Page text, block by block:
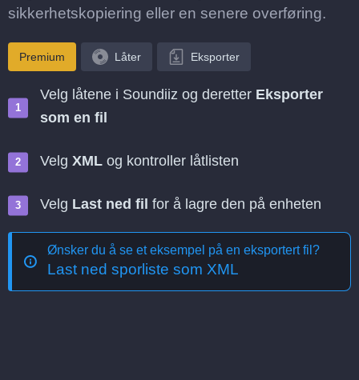
sikkerhetskopiering eller en senere overføring.
Premium Låter Eksporter
Velg låtene i Soundiiz og deretter Eksporter
som en fil
Velg XML og kontroller låtlisten
Velg Last ned fil for å lagre den på enheten
Ønsker du å se et eksempel på en eksportert fil?
Last ned sporliste som XML